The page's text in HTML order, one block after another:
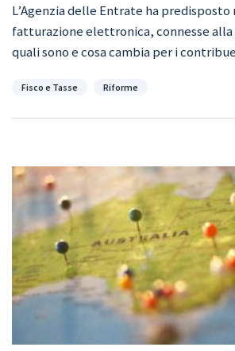
L’Agenzia delle Entrate ha
fatturazione elettronica, connesse alla
quali sono e cosa cambia per i
Categorie
Fisco e Tasse Riforme